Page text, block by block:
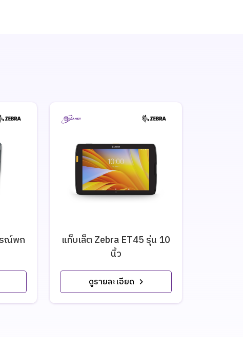
ณ์พก
ดูรายละเอียด
แท็บเล็ต Zebra ET45 รุ่น 10
นิ้ว